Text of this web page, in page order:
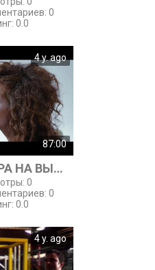
: 0
: 0.0
4 y. ago
87:00
МАФИЯ: ИГРА НА ВЫЖИВАНИЕ
: 0
: 0
: 0.0
4 y. ago